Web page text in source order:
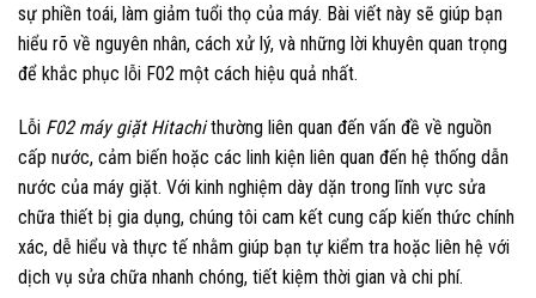
sự phiền toái, làm giảm tuổi thọ của máy. Bài viết này sẽ giúp bạn
hiểu rõ về nguyên nhân, cách xử lý, và những lời khuyên quan trọng
để khắc phục lỗi F02 một cách hiệu quả nhất.
Lỗi F02 máy giặt Hitachithường liên quan đến vấn đề về nguồn
cấp nước, cảm biến hoặc các linh kiện liên quan đến hệ thống dẫn
nước của máy giặt. Với kinh nghiệm dày dặn trong lĩnh vực sửa
chữa thiết bị gia dụng, chúng tôi cam kết cung cấp kiến thức chính
xác, dễ hiểu và thực tế nhằm giúp bạn tự kiểm tra hoặc liên hệ với
dịch vụ sửa chữa nhanh chóng, tiết kiệm thời gian và chi phí.